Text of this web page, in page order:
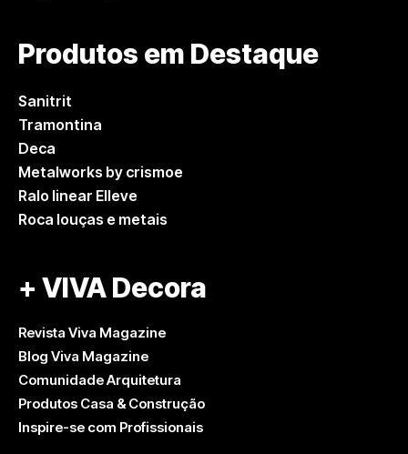
Produtos em Destaque
Sanitrit
Tramontina
Deca
Metalworks by crismoe
Ralo linear Elleve
Roca louças e metais
+ VIVA Decora
Revista Viva Magazine
Blog Viva Magazine
Comunidade Arquitetura
Produtos Casa & Construção
Inspire-se com Profissionais